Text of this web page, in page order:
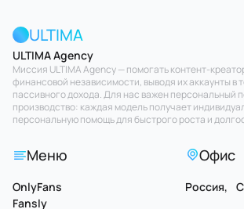
ULTIMA
ULTIMA Agency
Миссия ULTIMA Agency — помогать контент-
финансовой независимости, выводя их аккаунты в
пассивного дохода. Для нас важен персональный
производство: каждая модель получает
персональную помощь для быстрого роста и
Меню
OnlyFans
Fansly
Офис
Россия,